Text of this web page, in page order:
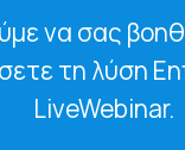
να σας
τη λύση
LiveWebinar.